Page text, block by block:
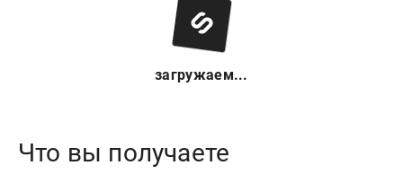
загружаем...
Что вы получаете